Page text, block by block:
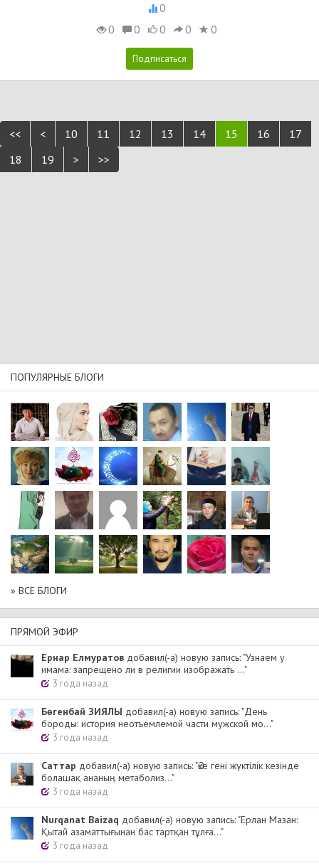
0
0
0 0 0 0
<< < 10 11 12 13 14 15 16
17
18
19 > >>
ПОПУЛЯРНЫЕ БЛОГИ
» ВСЕ БЛОГИ
ПРЯМОЙ ЭФИР
Ернар Елмуратов добавил(-а) новую запись: "Узнаем у
имама: запрещено ли в религии изображать ..."
3 года назад
Бөгенбай ЗИЯЛЫ добавил(-а) новую запись: "День
бороды: история неотъемлемой части мужской мо..."
3 года назад
Cаттар добавил(-а) новую запись: "Әке гені жүктілік кезінде
болашақ ананың метаболиз..."
3 года назад
Nurqanat Baizaq добавил(-а) новую запись: "Ерлан Мазан:
Қытай азаматтығынан бас тартқан тұлға..."
3 года назад